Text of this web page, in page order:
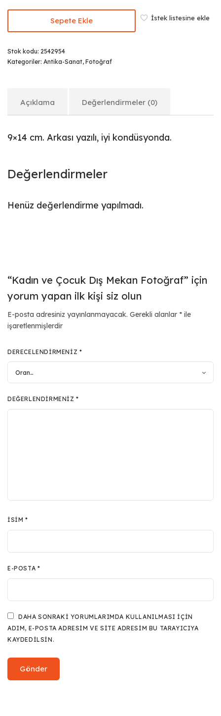
Sepete Ekle İstek listesine ekle
Stok kodu: 2542954
Kategoriler: Antika-Sanat, Fotoğraf
Açıklama Değerlendirmeler (0)
9×14 cm. Arkası yazılı, iyi kondüsyonda.
Değerlendirmeler
Henüz değerlendirme yapılmadı.
“Kadın ve Çocuk Dış Mekan Fotoğraf” için
yorum yapan ilk kişi siz olun
E-posta adresiniz yayınlanmayacak. Gerekli alanlar * ile
işaretlenmişlerdir
DERECELENDIRMENIZ *
DEĞERLENDIRMENIZ*
İSIM*
E-POSTA *
DAHA SONRAKI YORUMLARIMDA KULLANILMASI IÇIN
ADIM, E-POSTA ADRESIM VE SITE ADRESIM BU TARAYICIYA
KAYDEDILSIN.